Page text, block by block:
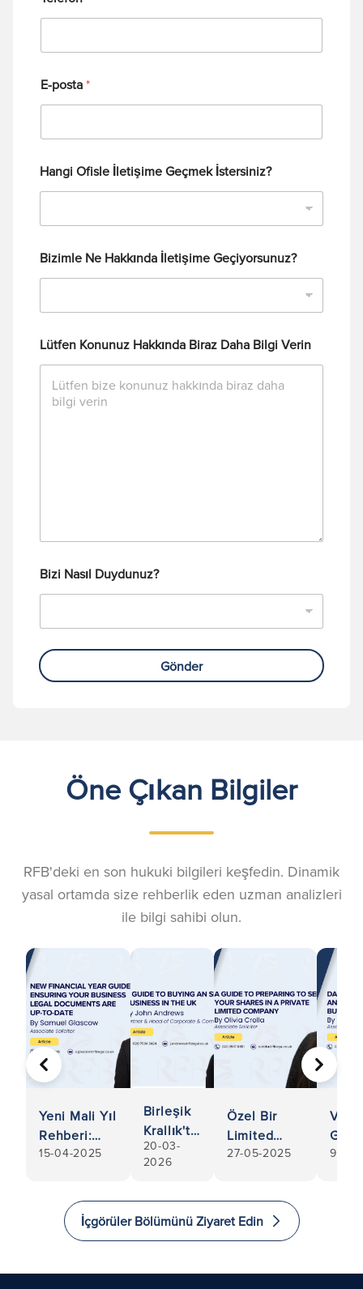
E-posta*
Hangi Ofisle İletişime Geçmek İstersiniz?
Bizimle Ne Hakkında İletişime Geçiyorsunuz?
Lütfen Konunuz Hakkında Biraz Daha Bilgi Verin
Bizi Nasıl Duydunuz?
Gönder
Öne Çıkan Bilgiler
RFB'deki en son hukuki bilgileri keşfedin. Dinamik
yasal ortamda size rehberlik eden uzman analizleri
ile bilgi sahibi olun.
Yeni Mali Yıl
Rehberi:
İşletmenizin
Güncel
Olmasını
15-04-2025
Birleşik
Krallık'ta
KOBİ
İşletmesi
Rehberi
20-03-
2026
Özel Bir
Limited
Şirketteki
Hazırlanma
Rehberi,
Hisse
27-05-2025
Veri
ve
9-07-
ÖNCEKI
İçgörüler Bölümünü Ziyaret Edin